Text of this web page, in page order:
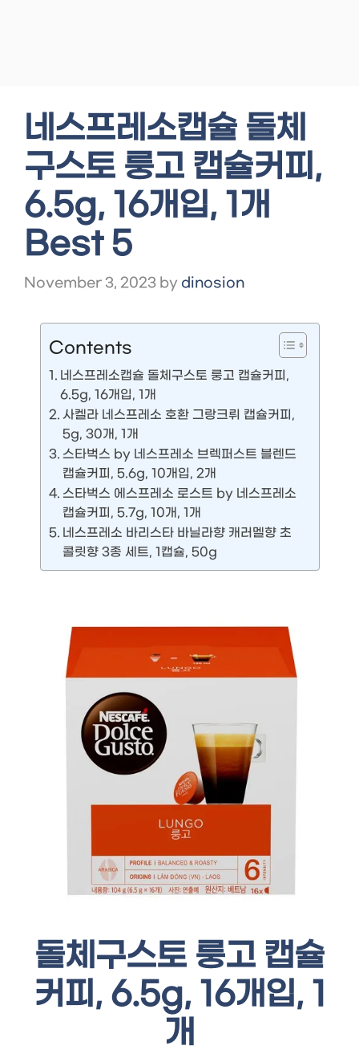
네스프레소캡슐 돌체
구스토 룽고 캡슐커피,
6.5g, 16개입, 1개
Best 5
November 3, 2023 by dinosion
Contents
네스프레소캡슐 돌체구스토 룽고 캡슐커피,
6.5g, 16개입, 1개
사켈라 네스프레소 호환 그랑크뤼 캡슐커피,
5g, 30개, 1개
스타벅스 by 네스프레소 브렉퍼스트 블렌드
캡슐커피, 5.6g, 10개입, 2개
스타벅스 에스프레소 로스트 by 네스프레소
캡슐커피, 5.7g, 10개, 1개
네스프레소 바리스타 바닐라향 캐러멜향 초
콜릿향 3종 세트, 1캡슐, 50g
돌체구스토 룽고 캡슐
커피, 6.5g, 16개입, 1
개